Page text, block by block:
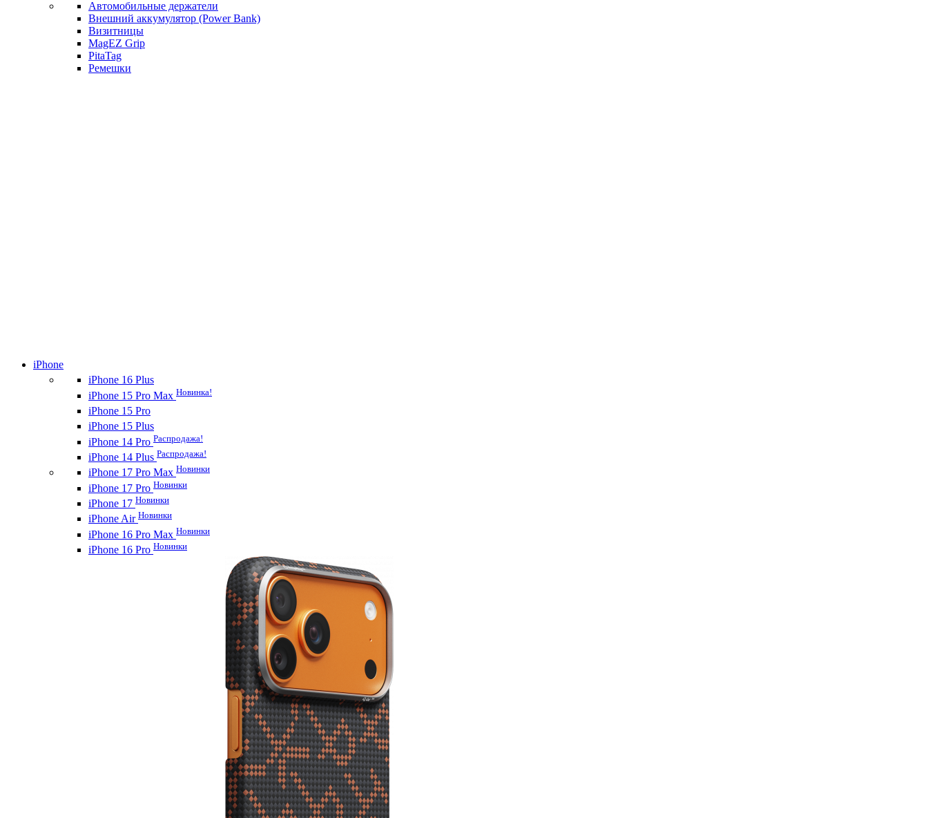
Автомобильные держатели
Внешний аккумулятор (Power Bank)
Визитницы
MagEZ Grip
PitaTag
Ремешки
iPhone
iPhone 16 Plus
iPhone 15 Pro Max Новинка!
iPhone 15 Pro
iPhone 15 Plus
iPhone 14 Pro Распродажа!
iPhone 14 Plus Распродажа!
iPhone 17 Pro Max Новинки
iPhone 17 Pro Новинки
iPhone 17 Новинки
iPhone Air Новинки
iPhone 16 Pro Max Новинки
iPhone 16 Pro Новинки